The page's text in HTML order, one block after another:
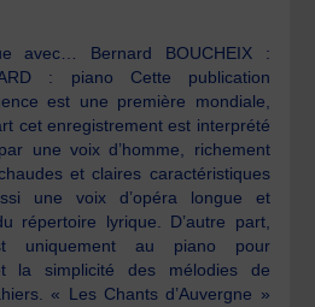
avec… Bernard BOUCHEIX :
: piano Cette publication
est une première mondiale,
cet enregistrement est interprété
une voix d’homme, richement
et claires caractéristiques
une voix d’opéra longue et
répertoire lyrique. D’autre part,
uniquement au piano pour
la simplicité des mélodies de
« Les Chants d’Auvergne »